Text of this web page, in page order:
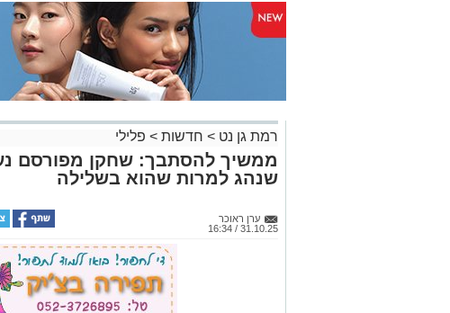
חדשות>פלילי
ממשיך להסתבך: שחקן מפורסם
שנהג למרות שהוא בשלילה
31.10.25 / 16:34
שוטרי ימ"ר את"ן מרחב דן עיכבו לחקירה
משטרה לאחר שנתפס בחשד לנהיגה תחת